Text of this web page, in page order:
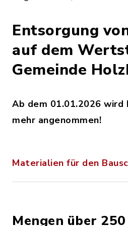
Entsorgung
auf dem
Gemeinde
Ab dem 01.01.2026 wird
mehr angenommen!
Materialien für den
Mengen über